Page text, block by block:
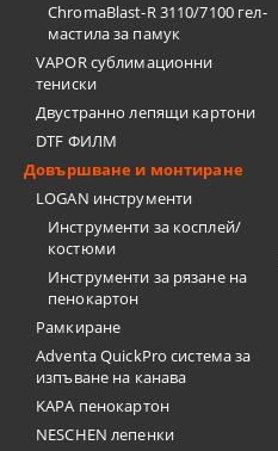
ChromaBlast-R 3110/7100 гел-
мастила за памук
VAPOR сублимационни
тениски
Двустранно лепящи картони
DTF ФИЛМ
Довършване и монтиране
LOGAN инструменти
Инструменти за косплей/
костюми
Инструменти за рязане на
пенокартон
Рамкиране
Adventa QuickPro система за
изпъване на канава
KAPA пенокартон
NESCHEN лепенки